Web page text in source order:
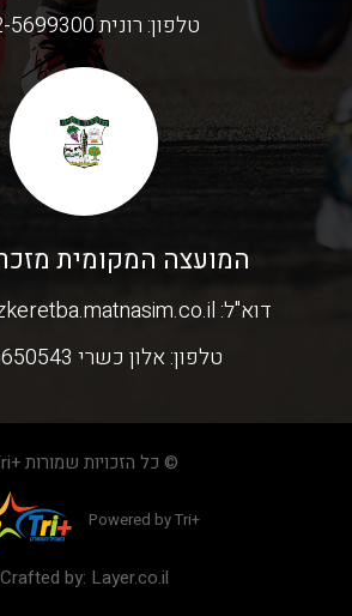
טלפון: רונית 052-5699300
המועצה המקומית
דוא"ל:
טלפון:אלון כשרי 058-6650543
© כל הזכויות שמורות +Tri
Powered by Tri+
Crafted by: Layer.co.il